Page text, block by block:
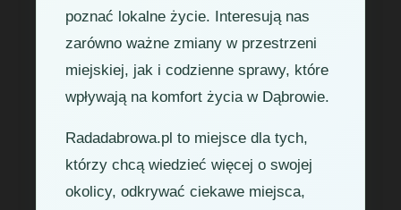
poznać lokalne życie. Interesują nas
zarówno ważne zmiany w przestrzeni
miejskiej, jak i codzienne sprawy, które
wpływają na komfort życia w Dąbrowie.
Radadabrowa.pl to miejsce dla tych,
którzy chcą wiedzieć więcej o swojej
okolicy, odkrywać ciekawe miejsca,